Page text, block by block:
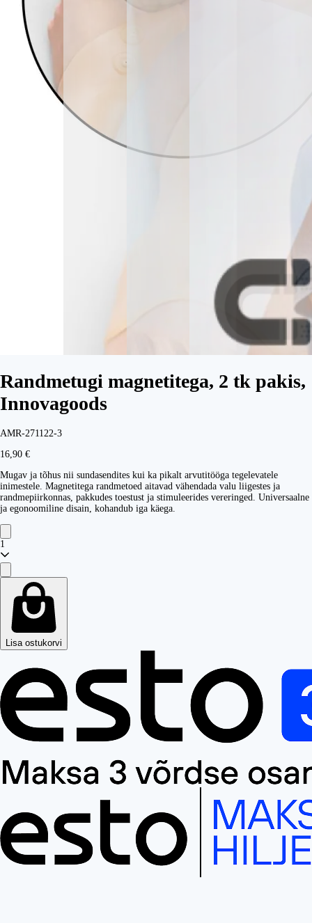
Randmetugi magnetitega, 2 tk pakis,
Innovagoods
AMR-271122-3
16,90 €
Mugav ja tõhus nii sundasendites kui ka pikalt arvutitööga tegelevatele
inimestele. Magnetitega randmetoed aitavad vähendada valu liigestes ja
randmepiirkonnas, pakkudes toestust ja stimuleerides vereringed. Universaalne
ja egonoomiline disain, kohandub iga käega.
1
Lisa ostukorvi